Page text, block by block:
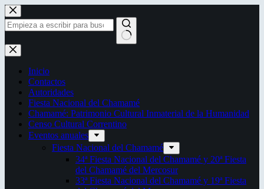
Saltar
al
contenido
Sin
resultados
Inicio
Contactos
Autoridades
Fiesta Nacional del Chamamé
Chamamé: Patrimonio Cultural Inmaterial de la Humanidad
Censo Cultural Correntino
Eventos anuales
Fiesta Nacional del Chamamé
34ª Fiesta Nacional del Chamamé y 20ª Fiesta
del Chamamé del Mercosur
33ª Fiesta Nacional del Chamamé y 19ª Fiesta